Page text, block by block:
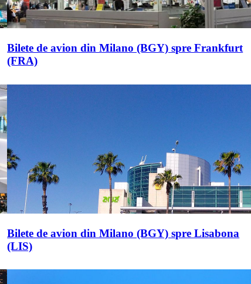
Bilete de avion din Milano (BGY) spre Frankfurt
(FRA)
Bilete de avion din Milano (BGY) spre Lisabona
(LIS)